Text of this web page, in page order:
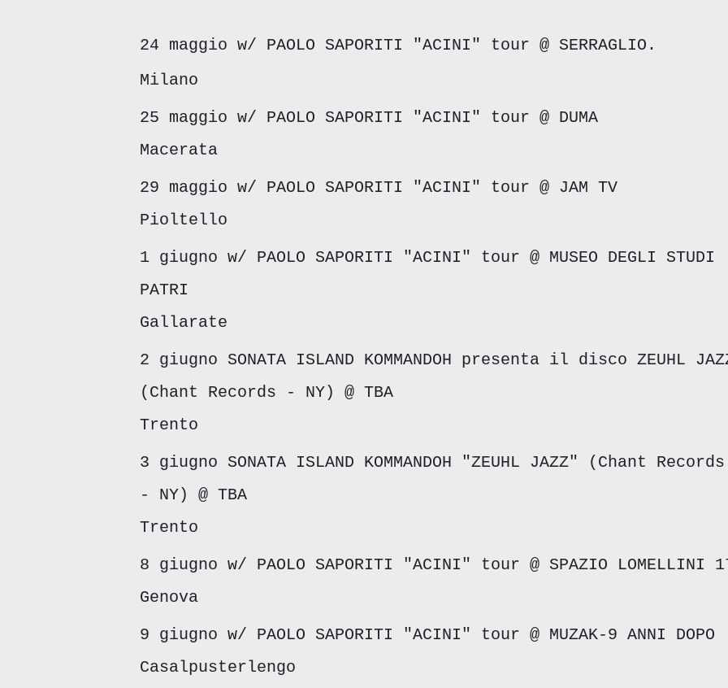
24 maggio w/ PAOLO SAPORITI "ACINI" tour @ SERRAGLIO.
Milano
25 maggio w/ PAOLO SAPORITI "ACINI" tour @ DUMA
Macerata
29 maggio w/ PAOLO SAPORITI "ACINI" tour @ JAM TV
Pioltello
1 giugno w/ PAOLO SAPORITI "ACINI" tour @ MUSEO DEGLI STUDI
PATRI
Gallarate
2 giugno SONATA ISLAND KOMMANDOH presenta il disco ZEUHL
(Chant Records - NY) @ TBA
Trento
3 giugno SONATA ISLAND KOMMANDOH "ZEUHL JAZZ" (Chant Records
- NY) @ TBA
Trento
8 giugno w/ PAOLO SAPORITI "ACINI" tour @ SPAZIO LOMELLINI
Genova
9 giugno w/ PAOLO SAPORITI "ACINI" tour @ MUZAK-9 ANNI DOPO
Casalpusterlengo